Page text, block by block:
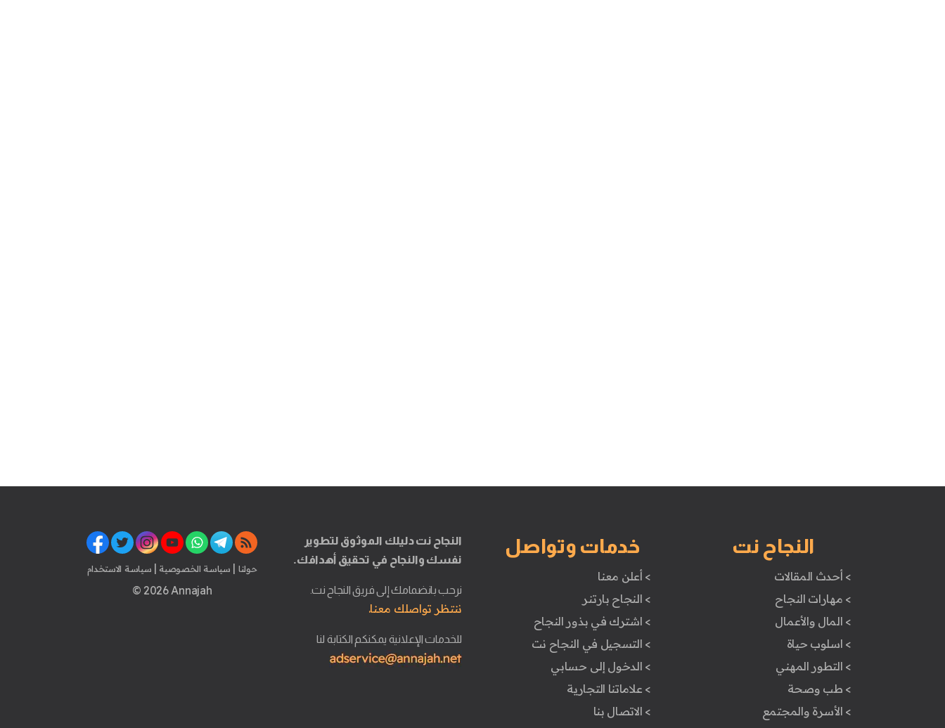
النجاح نت
> أحدث المقالات
> مهارات النجاح
> المال والأعمال
> اسلوب حياة
> التطور المهني
> طب وصحة
> الأسرة والمجتمع
خدمات وتواصل
> أعلن معنا
> النجاح بارتنر
> اشترك في بذور النجاح
> التسجيل في النجاح نت
> الدخول إلى حسابي
> علاماتنا التجارية
> الاتصال بنا
النجاح نت دليلك الموثوق لتطوير
نفسك والنجاح في تحقيق أهدافك.
نرحب بانضمامك إلى فريق النجاح نت.
ننتظر تواصلك معنا.
للخدمات الإعلانية يمكنكم الكتابة لنا
حولنا | سياسة الخصوصية | سياسة الاستخدام
© 2026 Annajah